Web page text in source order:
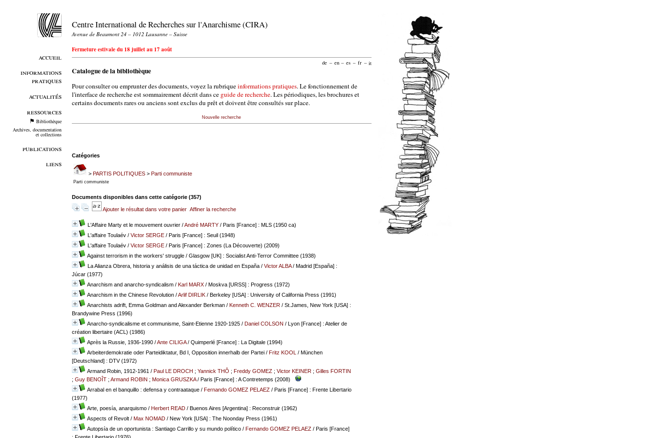
accueil
informations
pratiques
actualités
ressources
Bibliothèque
Archives, documentation
et collections
publications
liens
Centre International de Recherches sur l'Anarchisme (CIRA)
Avenue de Beaumont 24 – 1012 Lausanne – Suisse
Fermeture estivale du 18 juillet au 17 août
de – en – es – fr – it
Catalogue de la bibliothèque
Pour consulter ou emprunter des documents, voyez la rubriqueinformations pratiques. Le fonctionnement de
l'interface de recherche est sommairement décrit dans ce guide de recherche. Les périodiques, les brochures et
certains documents rares ou anciens sont exclus du prêt et doivent être consultés sur place.
Nouvelle recherche
Catégories
> PARTIS POLITIQUES> Parti communiste
Parti communiste
Documents disponibles dans cette catégorie (357)
Ajouter le résultat dans votre panier Affiner la recherche
L'Affaire Marty et le mouvement ouvrier/André MARTY/ Paris [France] : MLS (1950 ca)
L'affaire Toulaév/ Victor SERGE/ Paris [France] : Seuil (1948)
L'affaire Toulaév/ Victor SERGE/ Paris [France] : Zones (La Découverte) (2009)
Against terrorism in the workers' struggle/ Glasgow [UK] : Socialist Anti-Terror Committee (1938)
La Alianza Obrera, historia y análisis de una táctica de unidad en España/ Victor ALBA/ Madrid [España] :
Júcar (1977)
Anarchism and anarcho-syndicalism/ Karl MARX/ Moskva [URSS] : Progress (1972)
Anarchism in the Chinese Revolution/Arlif DIRLIK/ Berkeley [USA] : University of California Press (1991)
Anarchists adrift, Emma Goldman and Alexander Berkman/ Kenneth C. WENZER/ St.James, New York [USA] :
Brandywine Press (1996)
Anarcho-syndicalisme et communisme, Saint-Etienne 1920-1925/ Daniel COLSON / Lyon [France] : Atelier de
création libertaire (ACL) (1986)
Après la Russie, 1936-1990/Ante CILIGA/ Quimperlé [France] : La Digitale (1994)
Arbeiterdemokratie oder Parteidiktatur, Bd I, Opposition innerhalb der Partei/ Fritz KOOL / München
[Deutschland] : DTV (1972)
Armand Robin, 1912-1961 / Paul LE DROCH ; Yannick THÔ ; Freddy GOMEZ; Victor KEINER; Gilles FORTIN
; Guy BENOÎT; Armand ROBIN ; Monica GRUSZKA/ Paris [France] : A Contretemps (2008)
Arrabal en el banquillo : defensa y contraataque/ Fernando GOMEZ PELAEZ/ Paris [France] : Frente Libertario
(1977)
Arte, poesía, anarquismo/ Herbert READ/ Buenos Aires [Argentina] : Reconstruir (1962)
Aspects of Revolt/ Max NOMAD/ New York [USA] : The Noonday Press (1961)
Autopsía de un oportunista : Santiago Carrillo y su mundo político/ Fernando GOMEZ PELAEZ/ Paris [France]